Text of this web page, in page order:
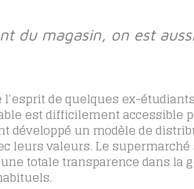
du magasin, on est
l’esprit de quelques ex-
est difficilement accessible
développé un modèle de
leurs valeurs. Le
totale transparence dans la